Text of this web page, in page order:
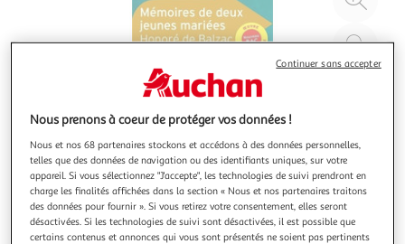
à
Nous prenons à coeur de protéger vos données !
Nous et nos 68 partenaires stockons et accédons à des données personnelles,
telles que des données de navigation ou des identifiants uniques, sur votre
appareil. Si vous sélectionnez "J'accepte", les technologies de suivi prendront en
charge les finalités affichées dans la section « Nous et nos partenaires traitons
des données pour fournir ». Si vous retirez votre consentement, elles seront
désactivées. Si les technologies de suivi sont désactivées, il est possible que
certains contenus et annonces qui vous sont présentés ne soient pas pertinents
Continuer sans accepter